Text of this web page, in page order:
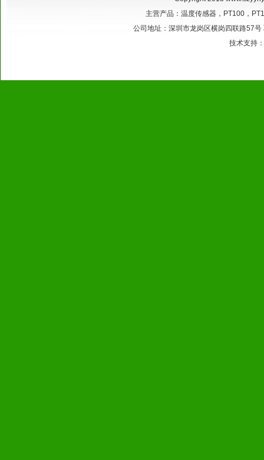
主营产品：温度传感器，PT100，
公司地址：深圳市龙岗区横岗四联路57
技术支持